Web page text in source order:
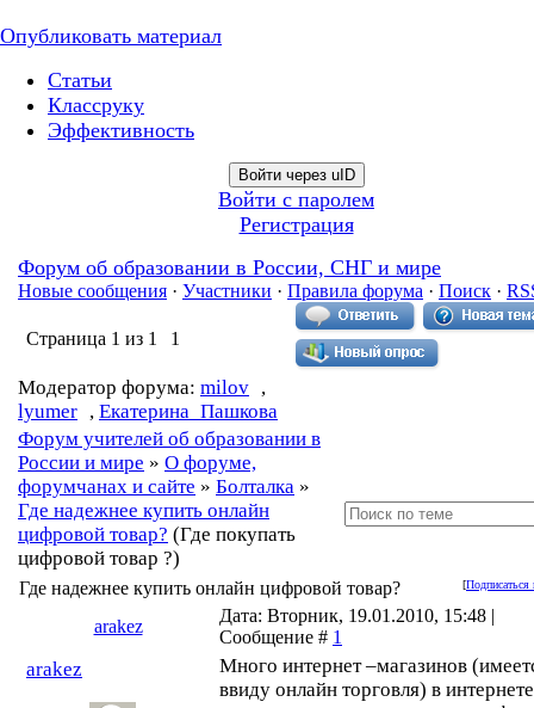
Опубликовать материал
Статьи
Классруку
Эффективность
Войти через uID
Войти с паролем
Регистрация
Форум об образовании в России, СНГ и мире
Новые сообщения · Участники · Правила форума · Поиск ·
Страница 1 из 1 1
Модератор форума: milov ,
lyumer , Екатерина_Пашкова
Форум учителей об образовании в
России и мире » О форуме,
форумчанах и сайте » Болталка »
Где надежнее купить онлайн
цифровой товар? (Где покупать
цифровой товар ?)
[Подписаться
Где надежнее купить онлайн цифровой товар?
arakez
Дата: Вторник, 19.01.2010, 15:48 |
Сообщение # 1
arakez
Много интернет –магазинов
ввиду онлайн торговля) в